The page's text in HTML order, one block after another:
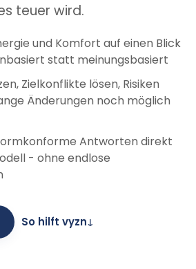
teuer wird.
und Komfort auf einen Blick
statt meinungsbasiert
Zielkonflikte lösen, Risiken
Änderungen noch möglich
Antworten direkt
- ohne endlose
So hilft vyzn↓